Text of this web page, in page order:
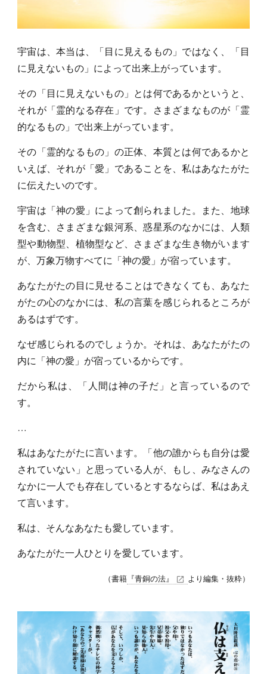
宇宙は、本当は、「目に見えるもの」ではなく、「目
に見えないもの」によって出来上がっています。
その「目に見えないもの」とは何であるかというと、
それが「霊的なる存在」です。さまざまなものが「霊
的なるもの」で出来上がっています。
その「霊的なるもの」の正体、本質とは何であるかと
いえば、それが「愛」であることを、私はあなたがた
に伝えたいのです。
宇宙は「神の愛」によって創られました。また、地球
を含む、さまざまな銀河系、惑星系のなかには、人類
型や動物型、植物型など、さまざまな生き物がいます
が、万象万物すべてに「神の愛」が宿っています。
あなたがたの目に見せることはできなくても、あなた
がたの心のなかには、私の言葉を感じられるところが
あるはずです。
なぜ感じられるのでしょうか。それは、あなたがたの
内に「神の愛」が宿っているからです。
だから私は、「人間は神の子だ」と言っているので
す。
…
私はあなたがたに言います。「他の誰からも自分は愛
されていない」と思っている人が、もし、みなさんの
なかに一人でも存在しているとするならば、私はあえ
て言います。
私は、そんなあなたも愛しています。
あなたがた一人ひとりを愛しています。
（書籍 『青銅の法』 open_in_new より編集・抜粋）